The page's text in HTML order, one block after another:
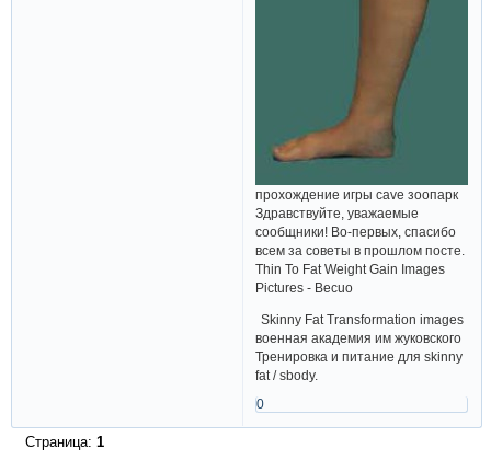
прохождение игры cave зоопарк
Здравствуйте, уважаемые
сообщники! Во-первых, спасибо
всем за советы в прошлом посте.
Thin To Fat Weight Gain Images
Pictures - Becuo
Skinny Fat Transformation images
военная академия им жуковского
Тренировка и питание для skinny
fat / sbody.
0
Страница: 1